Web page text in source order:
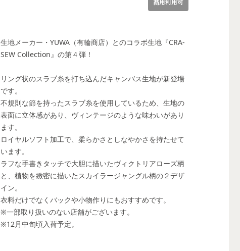
商用利用可
生地メーカー・YUWA（有輪商店）とのコラボ生地『CRA-
SEW Collection』の第４弾！
リング状のスラブ糸を打ち込んだキャンバス生地が新登場
です。
不規則な節を持ったスラブ糸を使用しているため、生地の
表面に立体感があり、ヴィンテージのような味わいがあり
ます。
ロイヤルソフト加工で、柔らかさとしなやかさを持たせて
います。
ラフな手書きタッチで大胆に描いたヴィクトリアローズ柄
と、植物を緻密に描いたスカイラージャングル柄の２デザ
イン。
衣料だけでなくバックや小物作りにもおすすめです。
※一部取り扱いのない店舗がございます。
※12月中旬頃入荷予定。